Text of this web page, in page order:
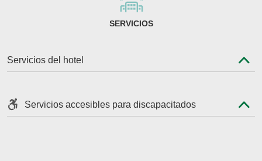
SERVICIOS
Servicios del hotel
Servicios accesibles para discapacitados